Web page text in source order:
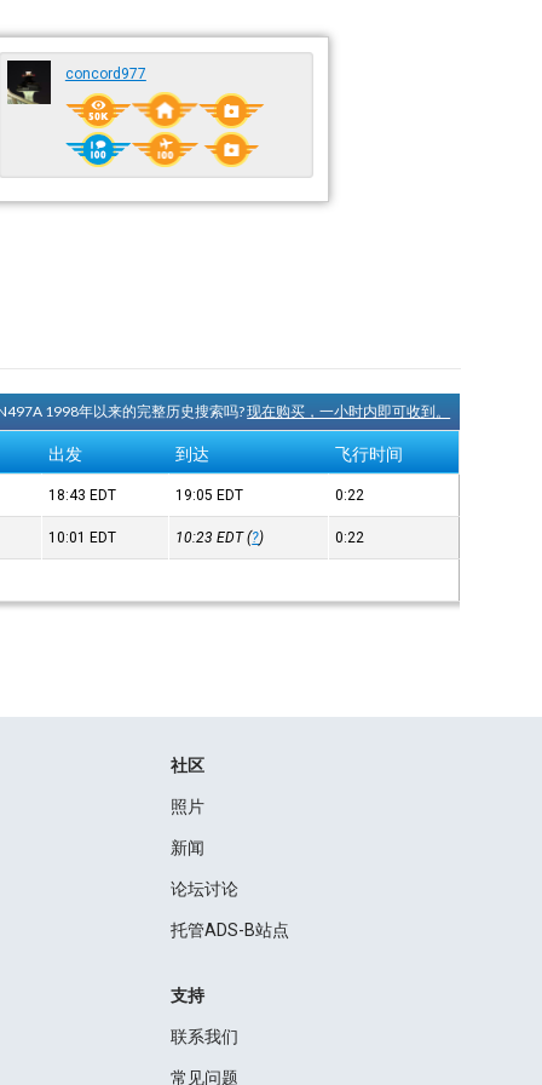
concord977
1998年以来的完整历史搜索吗?现在购买，一小时内即可收到。
出发 到达 飞行时间
18:43 EDT 19:05 EDT 0:22
10:01 EDT 10:23EDT(?) 0:22
社区
照片
新闻
论坛讨论
托管ADS-B站点
支持
联系我们
常见问题